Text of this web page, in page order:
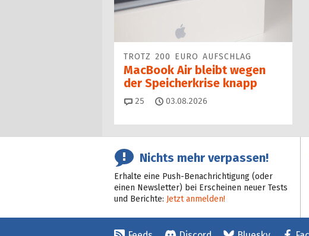
TROTZ 200 EURO AUFSCHLAG
MacBook Air bleibt wegen
der Speicherkrise knapp
25 Kommentare
03.08.2026
Nichts mehr verpassen!
Erhalte eine Push-Benachrichtigung (oder
einen Newsletter) bei Erscheinen neuer Tests
und Berichte: Jetzt anmelden!